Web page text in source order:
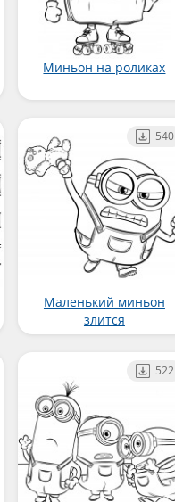
Миньон на роликах
Маленький миньон
злится
540
522